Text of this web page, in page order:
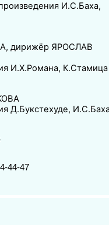
И.С.Баха,
дирижёр ЯРОСЛАВ
И.Х.Романа, К.Стамица
Д.Букстехуде,
44-47